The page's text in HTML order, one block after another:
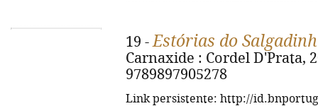
19 -Estórias do
Carnaxide : Cordel D'Prata,
9789897905278
Link persistente: http://